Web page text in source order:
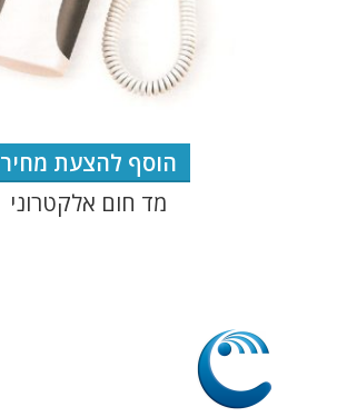
הוסף להצעת מחיר
מד חום אלקטרוני